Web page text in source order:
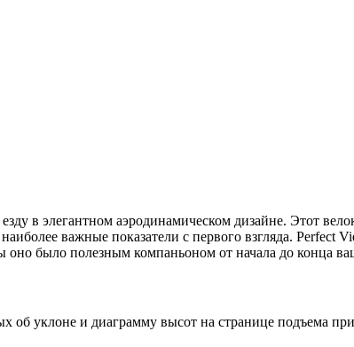
в элегантном аэродинамическом дизайне. Этот
важные показатели с первого взгляда. Perfect
оно было полезным компаньоном от начала до конца
об уклоне и диаграмму высот на странице подъема